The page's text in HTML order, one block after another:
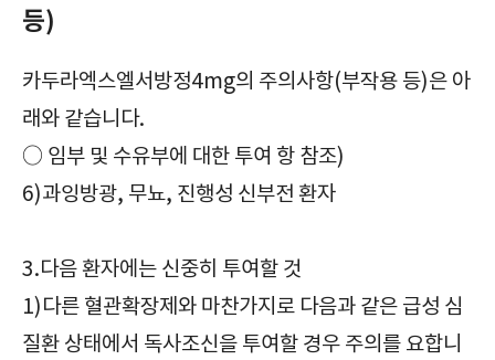
등)
카두라엑스엘서방정4mg의 주의사항(부작용 등)은 아
래와 같습니다.
○ 임부 및 수유부에 대한 투여 항 참조)
6)과잉방광, 무뇨, 진행성 신부전 환자
3.다음 환자에는 신중히 투여할 것
1)다른 혈관확장제와 마찬가지로 다음과 같은 급성 심
질환 상태에서 독사조신을 투여할 경우 주의를 요합니